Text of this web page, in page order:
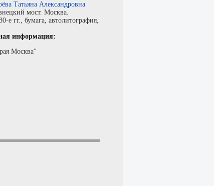
Татьяна Александровна
мост. Москва.
е гг., бумага, автолитография,
информация:
Москва"